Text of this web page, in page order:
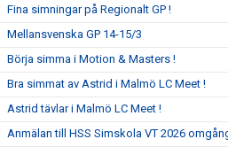
Fina simningar på Regionalt GP !
Mellansvenska GP 14-15/3
Börja simma i Motion & Masters !
Bra simmat av Astrid i Malmö LC Meet !
Astrid tävlar i Malmö LC Meet !
Anmälan till HSS Simskola VT 2026